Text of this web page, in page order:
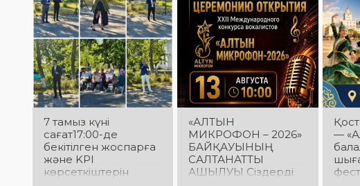
7 тамыз күні
сағат17:00-де
бекітілген жоспарға
және KPI
көрсеткіштерін
«АЛТЫН
МИКРОФОН – 2026»
БАЙҚАУЫНЫҢ
САЛТАНАТТЫ
АШЫЛУЫ Сіздерді
—